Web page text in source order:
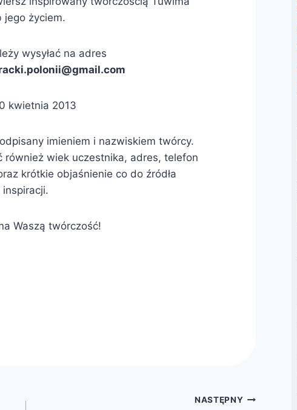
jego życiem.
wysyłać na adres
kwietnia 2013
imieniem i nazwiskiem twórcy.
również wiek uczestnika, adres, telefon
krótkie objaśnienie co do źródła
inspiracji.
Waszą twórczość!
NASTĘPNY